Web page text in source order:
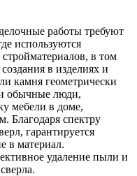
работы требуют
используются
в том
в изделиях и
камня геометрически
обычные люди,
мебели в доме,
Благодаря спектру
гарантируется
в материал.
удаление пыли и